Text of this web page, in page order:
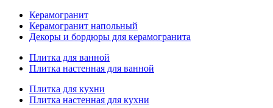
Керамогранит
Керамогранит напольный
Декоры и бордюры для керамогранита
Плитка для ванной
Плитка настенная для ванной
Плитка для кухни
Плитка настенная для кухни